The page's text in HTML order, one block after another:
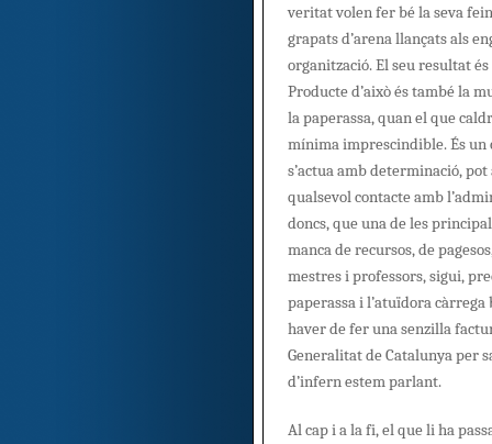
veritat volen fer bé la seva
grapats d’arena llançats als
organització. El seu resultat
Producte d’això és també la
la paperassa, quan el que
mínima imprescindible. És un
s’actua amb determinació,
qualsevol contacte amb
doncs, que una de les
manca de recursos, de
mestres i professors, sigui,
paperassa i l’atuïdora
haver de fer una senzilla
Generalitat de Catalunya per
d’infern estem parlant.
Al cap i a la fi, el que li ha